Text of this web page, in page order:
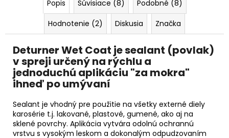
Popis Súvisiace (8)
Podobné (8)
Hodnotenie (2)
Diskusia Značka
Deturner Wet Coat je sealant (povlak)
v spreji určený na rýchlu a
jednoduchú aplikáciu "za mokra"
ihneď po umývaní
Sealant je vhodný pre použitie na všetky externé diely
karosérie t.j. lakované, plastové, gumené, ako aj na
sklené povrchy. Aplikácia vytvára odolnú ochrannú
vrstvu s vysokým leskom a dokonalým odpudzovaním
L
€18,75